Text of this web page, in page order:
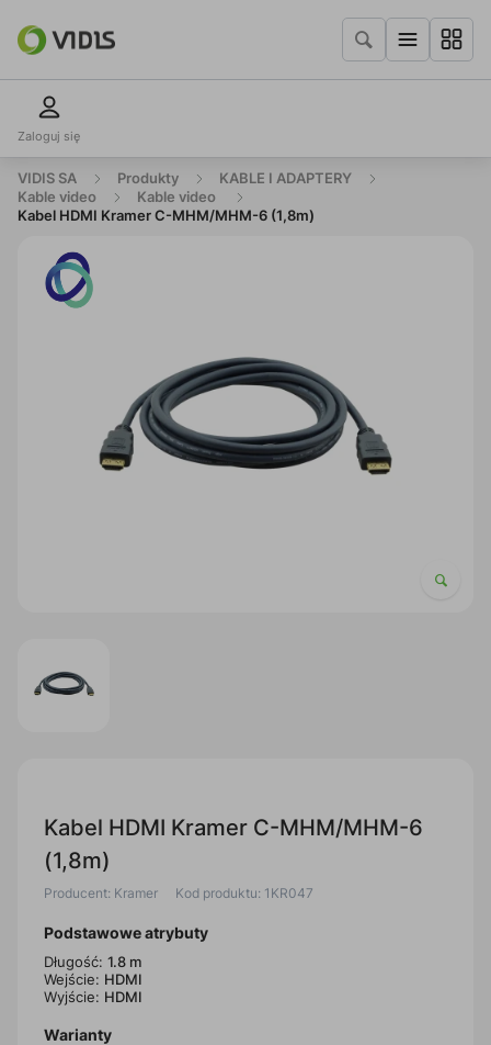
Zaloguj się
VIDIS SA Produkty
KABLE I ADAPTERY
Kable video
Kable video
Kabel HDMI Kramer C-MHM/MHM-6 (1,8m)
Kabel HDMI Kramer C-MHM/MHM-6
(1,8m)
Producent: Kramer Kod produktu: 1KR047
Podstawowe atrybuty
Długość: 1.8 m
Wejście: HDMI
Wyjście: HDMI
Warianty